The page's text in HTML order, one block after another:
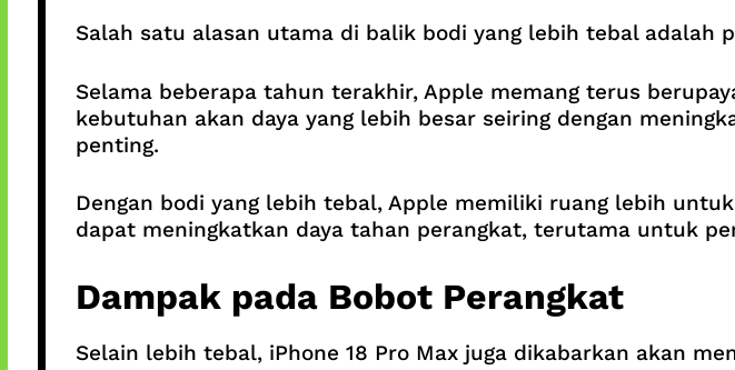
Salah satu alasan utama di balik bodi yang lebih tebal adalah
Selama beberapa tahun terakhir, Apple memang terus
kebutuhan akan daya yang lebih besar seiring dengan
penting.
Dengan bodi yang lebih tebal, Apple memiliki ruang lebih
dapat meningkatkan daya tahan perangkat, terutama untuk
Dampak pada Bobot Perangkat
Selain lebih tebal, iPhone 18 Pro Max juga dikabarkan akan